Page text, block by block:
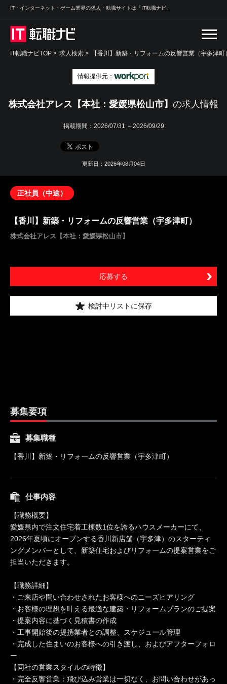
IT・インターネット・ゲーム業界の求人・転職サイトは「IT転職ナビ」
IT転職ナビTOP > 求人検索 > 【香川】新築・リフォームの反響営業（宇多津
情報提供元：
株式会社アレス【本社：愛媛県松山市】 の求人情報
掲載期間： 2026/07/31 ～2026/09/29
更新日：2026年08月04日
正社員（中途）
【香川】新築・リフォームの反響営業（宇多津町）
株式会社アレス【本社：愛媛県松山市】
応募する
検討中リストに保存
募集要項
募集職種
【香川】新築・リフォームの反響営業（宇多津町）
仕事内容
【職務概要】
愛媛県内で注文住宅着工棟数1位を誇るハウスメーカーにて、
2026年夏頃にオープンする香川新店舗（宇多津）のスターティ
ングメンバーとして、新築住宅およびリフォームの提案営業をご
担当いただきます。
【職務詳細】
・ご来店や問い合わせされたお客様へのニーズヒアリング
・お客様の理想を叶える最適な建築・リフォームプランのご提案
・提案内容に基づく見積書の作成
・工事開始後の提携業者との調整、スケジュール管理
・完成した住まいのお客様への引き渡し、およびアフターフォロ
ー
【同社の営業スタイルの特徴】
・完全反響営業：飛び込み営業は一切なく、お問い合わせがあっ